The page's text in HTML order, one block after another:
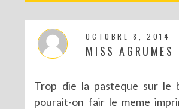
OCTOBRE 8, 2014
MISS AGRUMES
Trop die la pasteque sur le
pourait-on fair le meme